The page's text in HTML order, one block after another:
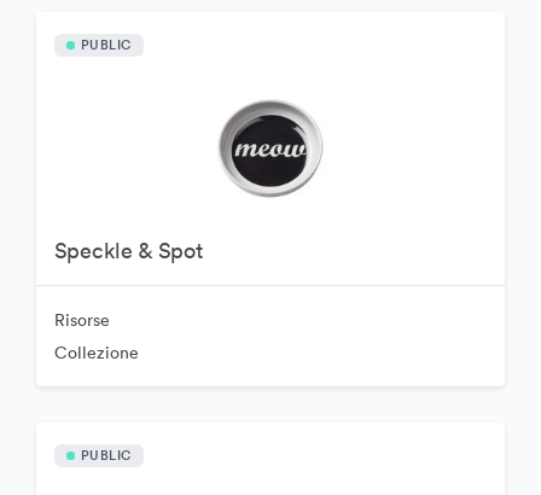
PUBLIC
Speckle & Spot
Risorse
Collezione
PUBLIC